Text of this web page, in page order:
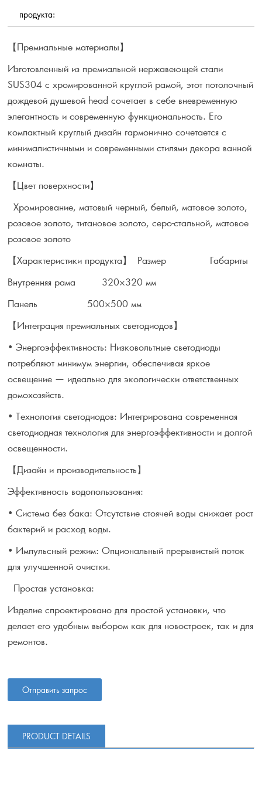
продукта:
【Премиальные материалы】
Изготовленный из премиальной нержавеющей стали
SUS304 с хромированной круглой рамой, этот потолочный
дождевой душевой head сочетает в себе вневременную
элегантность и современную функциональность. Его
компактный круглый дизайн гармонично сочетается с
минималистичными и современными стилями декора ванной
комнаты.
【Цвет поверхности】
Хромирование, матовый черный, белый, матовое золото,
розовое золото, титановое золото, серо-стальной, матовое
розовое золото
【Характеристики продукта】 Размер Габариты
Внутренняя рама 320×320 мм
Панель 500×500 мм
【Интеграция премиальных светодиодов】
• Энергоэффективность: Низковольтные светодиоды
потребляют минимум энергии, обеспечивая яркое
освещение — идеально для экологически ответственных
домохозяйств.
• Технология светодиодов: Интегрирована современная
светодиодная технология для энергоэффективности и долгой
освещенности.
【Дизайн и производительность】
Эффективность водопользования:
• Система без бака: Отсутствие стоячей воды снижает рост
бактерий и расход воды.
• Импульсный режим: Опциональный прерывистый поток
для улучшенной очистки.
Простая установка:
Изделие спроектировано для простой установки, что
делает его удобным выбором как для новостроек, так и для
ремонтов.
Отправить запрос
PRODUCT DETAILS